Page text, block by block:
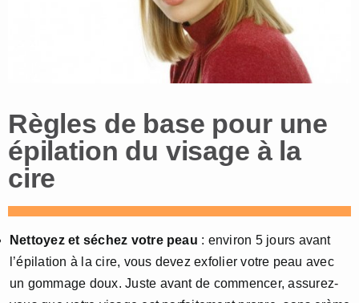
Règles de base pour une
épilation du visage à la
cire
Nettoyez et séchez votre peau : environ 5 jours avant
l’épilation à la cire, vous devez exfolier votre peau avec
un gommage doux. Juste avant de commencer, assurez-